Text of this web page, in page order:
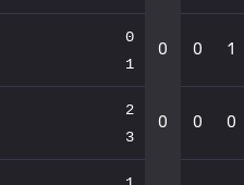
0
1
0 0 1
2
3
0 0 0